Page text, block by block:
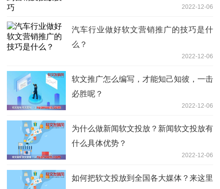
2022-12-06
汽车行业做好软文营销推广的技巧是什
么？
2022-12-06
软文推广怎么编写，才能知己知彼，一击
必胜呢？
2022-12-06
为什么做新闻软文投放？新闻软文投放有
什么具体优势？
2022-12-06
如何把软文投放到全国各大媒体？来这里